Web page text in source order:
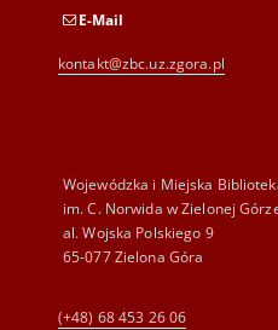
E-Mail
kontakt@zbc.uz.zgora.pl
Wojewódzka i Miejska
im. C. Norwida w Zielonej
al. Wojska Polskiego 9
65-077 Zielona Góra
(+48) 68 453 26 06